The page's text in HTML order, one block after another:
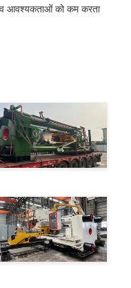
आवश्यकताओं को कम करता